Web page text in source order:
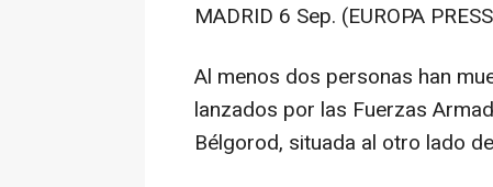
MADRID 6 Sep. (EUROPA
Al menos dos personas han
lanzados por las Fuerzas
Bélgorod, situada al otro lado